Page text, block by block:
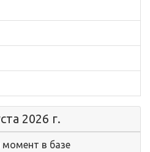
2026 г.
в базе